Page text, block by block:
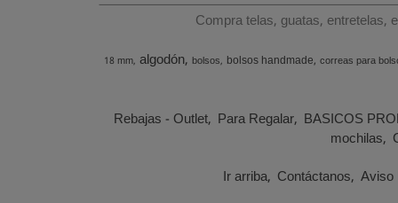
Compra telas, guatas, entretelas,
18 mm algodón bolsos bolsos handmade correas para
Rebajas - Outlet Para Regalar BASICOS
mochilas
Ir arriba Contáctanos Aviso